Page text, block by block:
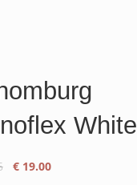
White
Oorspronkelijke
€ 19.00Huidige